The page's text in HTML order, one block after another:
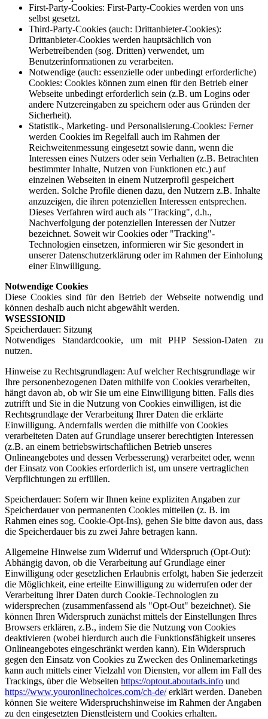
First-Party-Cookies: First-Party-Cookies werden von uns
selbst gesetzt.
Third-Party-Cookies (auch: Drittanbieter-Cookies):
Drittanbieter-Cookies werden hauptsächlich von
Werbetreibenden (sog. Dritten) verwendet, um
Benutzerinformationen zu verarbeiten.
Notwendige (auch: essenzielle oder unbedingt erforderliche)
Cookies: Cookies können zum einen für den Betrieb einer
Webseite unbedingt erforderlich sein (z.B. um Logins oder
andere Nutzereingaben zu speichern oder aus Gründen der
Sicherheit).
Statistik-, Marketing- und Personalisierung-Cookies: Ferner
werden Cookies im Regelfall auch im Rahmen der
Reichweitenmessung eingesetzt sowie dann, wenn die
Interessen eines Nutzers oder sein Verhalten (z.B. Betrachten
bestimmter Inhalte, Nutzen von Funktionen etc.) auf
einzelnen Webseiten in einem Nutzerprofil gespeichert
werden. Solche Profile dienen dazu, den Nutzern z.B. Inhalte
anzuzeigen, die ihren potenziellen Interessen entsprechen.
Dieses Verfahren wird auch als "Tracking", d.h.,
Nachverfolgung der potenziellen Interessen der Nutzer
bezeichnet. Soweit wir Cookies oder "Tracking"-
Technologien einsetzen, informieren wir Sie gesondert in
unserer Datenschutzerklärung oder im Rahmen der Einholung
einer Einwilligung.
Notwendige Cookies
Diese Cookies sind für den Betrieb der Webseite notwendig und
können deshalb auch nicht abgewählt werden.
WSESSIONID
Speicherdauer: Sitzung
Notwendiges Standardcookie, um mit PHP Session-Daten zu
nutzen.
Hinweise zu Rechtsgrundlagen: Auf welcher Rechtsgrundlage wir
Ihre personenbezogenen Daten mithilfe von Cookies verarbeiten,
hängt davon ab, ob wir Sie um eine Einwilligung bitten. Falls dies
zutrifft und Sie in die Nutzung von Cookies einwilligen, ist die
Rechtsgrundlage der Verarbeitung Ihrer Daten die erklärte
Einwilligung. Andernfalls werden die mithilfe von Cookies
verarbeiteten Daten auf Grundlage unserer berechtigten Interessen
(z.B. an einem betriebswirtschaftlichen Betrieb unseres
Onlineangebotes und dessen Verbesserung) verarbeitet oder, wenn
der Einsatz von Cookies erforderlich ist, um unsere vertraglichen
Verpflichtungen zu erfüllen.
Speicherdauer: Sofern wir Ihnen keine expliziten Angaben zur
Speicherdauer von permanenten Cookies mitteilen (z. B. im
Rahmen eines sog. Cookie-Opt-Ins), gehen Sie bitte davon aus, dass
die Speicherdauer bis zu zwei Jahre betragen kann.
Allgemeine Hinweise zum Widerruf und Widerspruch (Opt-Out):
Abhängig davon, ob die Verarbeitung auf Grundlage einer
Einwilligung oder gesetzlichen Erlaubnis erfolgt, haben Sie jederzeit
die Möglichkeit, eine erteilte Einwilligung zu widerrufen oder der
Verarbeitung Ihrer Daten durch Cookie-Technologien zu
widersprechen (zusammenfassend als "Opt-Out" bezeichnet). Sie
können Ihren Widerspruch zunächst mittels der Einstellungen Ihres
Browsers erklären, z.B., indem Sie die Nutzung von Cookies
deaktivieren (wobei hierdurch auch die Funktionsfähigkeit unseres
Onlineangebotes eingeschränkt werden kann). Ein Widerspruch
gegen den Einsatz von Cookies zu Zwecken des Onlinemarketings
kann auch mittels einer Vielzahl von Diensten, vor allem im Fall des
Trackings, über die Webseiten https://optout.aboutads.info und
https://www.youronlinechoices.com/ch-de/erklärt werden. Daneben
können Sie weitere Widerspruchshinweise im Rahmen der Angaben
zu den eingesetzten Dienstleistern und Cookies erhalten.